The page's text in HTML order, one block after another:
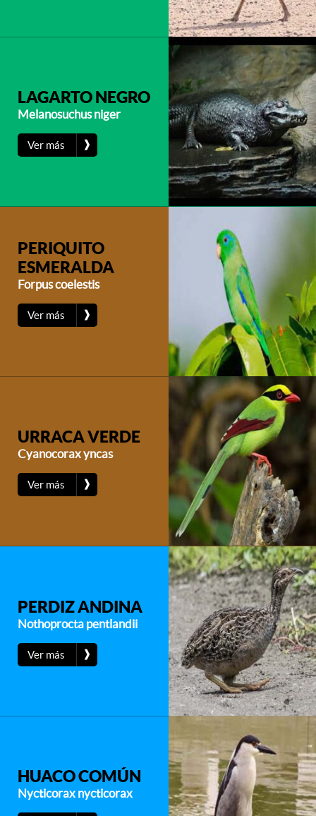
LAGARTO NEGRO
Melanosuchus niger
Ver más ❱
PERIQUITO
ESMERALDA
Forpus coelestis
Ver más ❱
URRACA VERDE
Cyanocorax yncas
Ver más ❱
PERDIZ ANDINA
Nothoprocta pentlandii
Ver más ❱
HUACO COMÚN
Nycticorax nycticorax